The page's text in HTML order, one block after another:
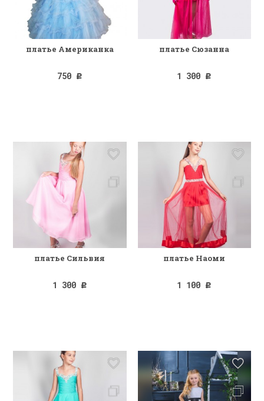
платье Американка
750 Р
платье Сюзанна
1 300 Р
платье Сильвия
1 300 Р
платье Наоми
1 100 Р